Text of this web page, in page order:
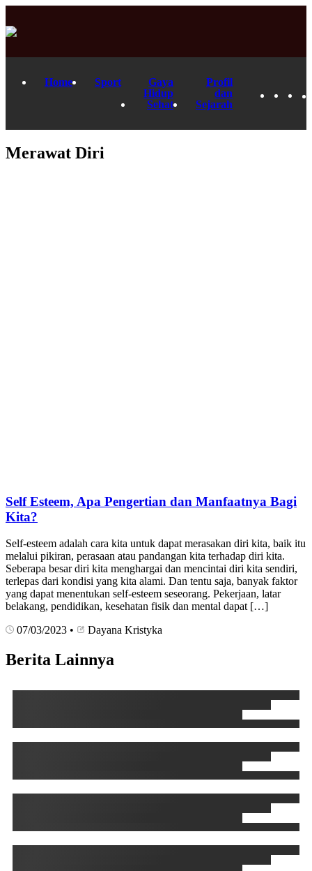
Home Sport
Gaya
Hidup
Sehat
Profil
dan
Sejarah
Merawat Diri
Self Esteem, Apa Pengertian dan Manfaatnya Bagi
Kita?
Self-esteem adalah cara kita untuk dapat merasakan diri kita, baik itu
melalui pikiran, perasaan atau pandangan kita terhadap diri kita.
Seberapa besar diri kita menghargai dan mencintai diri kita sendiri,
terlepas dari kondisi yang kita alami. Dan tentu saja, banyak faktor
yang dapat menentukan self-esteem seseorang. Pekerjaan, latar
belakang, pendidikan, kesehatan fisik dan mental dapat […]
07/03/2023 • Dayana Kristyka
Berita Lainnya